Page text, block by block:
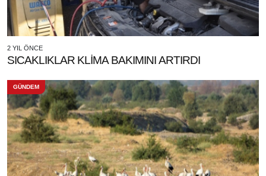
2 YIL ÖNCE
SICAKLIKLAR KLİMA BAKIMINI ARTIRDI
GÜNDEM